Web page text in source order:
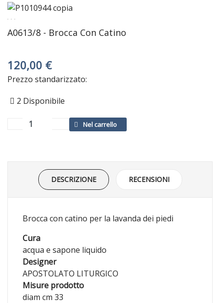
A0613/8 - Brocca Con Catino
120,00 €
Prezzo standarizzato:
2 Disponibile
DESCRIZIONE RECENSIONI
Brocca con catino per la lavanda dei piedi
Cura
acqua e sapone liquido
Designer
APOSTOLATO LITURGICO
Misure prodotto
diam cm 33